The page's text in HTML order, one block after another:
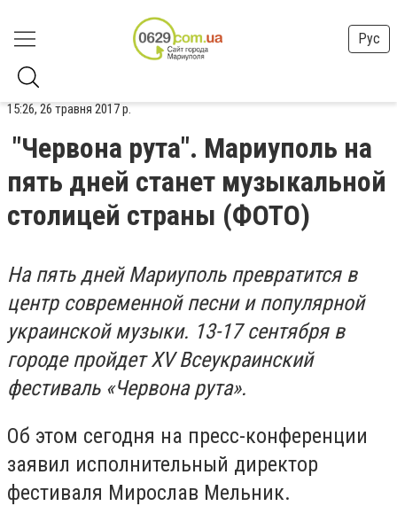
Рус
15:26, 26 травня 2017 р.
"Червона рута". Мариуполь на
пять дней станет музыкальной
столицей страны (ФОТО)
На пять дней Мариуполь превратится в
центр современной песни и популярной
украинской музыки. 13-17 сентября в
городе пройдет XV Всеукраинский
фестиваль «Червона рута».
Об этом сегодня на пресс-конференции
заявил исполнительный директор
фестиваля Мирослав Мельник.